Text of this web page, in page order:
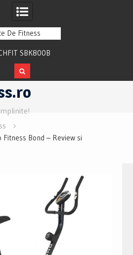
De Fitness
SBK800B
utile
Bond – Review si